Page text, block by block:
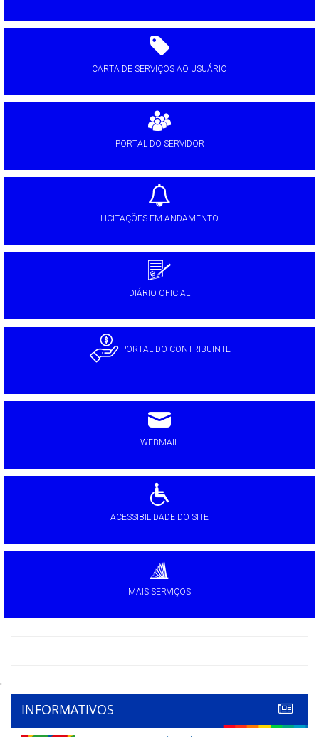
CARTA DE SERVIÇOS AO USUÁRIO
PORTAL DO SERVIDOR
LICITAÇÕES EM ANDAMENTO
DIÁRIO OFICIAL
PORTAL DO CONTRIBUINTE
WEBMAIL
ACESSIBILIDADE DO SITE
MAIS SERVIÇOS
'
INFORMATIVOS